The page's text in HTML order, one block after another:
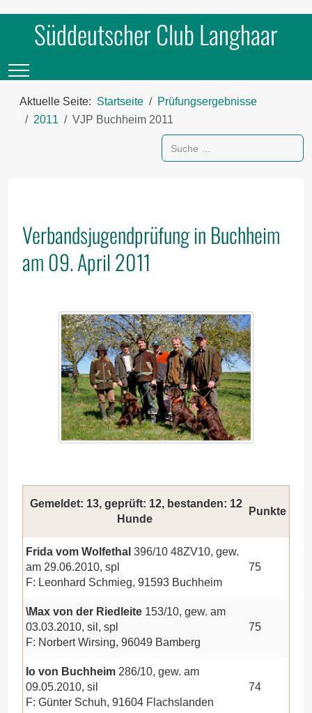
Süddeutscher Club Langhaar
Mobile Menu Toggle
Aktuelle Seite: Startseite
Prüfungsergebnisse
2011
VJP Buchheim 2011
Suchen
Verbandsjugendprüfung in Buchheim
am 09. April 2011
Gemeldet: 13, geprüft: 12, bestanden: 12
Hunde
Punkte
Frida vom Wolfethal 396/10 48ZV10, gew.
am 29.06.2010, spl
F: Leonhard Schmieg, 91593 Buchheim
75
\Max von der Riedleite 153/10, gew. am
03.03.2010, sil, spl
F: Norbert Wirsing, 96049 Bamberg
75
Io von Buchheim 286/10, gew. am
09.05.2010, sil
F: Günter Schuh, 91604 Flachslanden
74